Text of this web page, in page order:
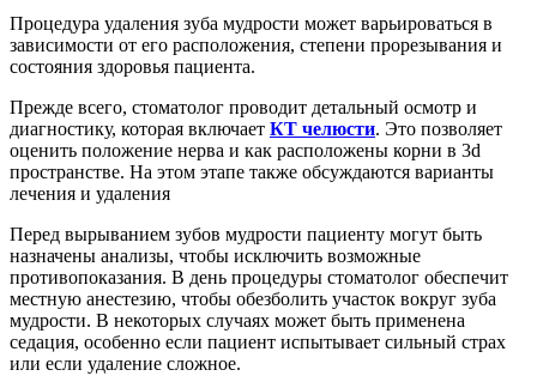
Процедура удаления зуба мудрости может варьироваться в
зависимости от его расположения, степени прорезывания и
состояния здоровья пациента.
Прежде всего, стоматолог проводит детальный осмотр и
диагностику, которая включает КТ челюсти. Это позволяет
оценить положение нерва и как расположены корни в 3d
пространстве. На этом этапе также обсуждаются варианты
лечения и удаления
Перед вырыванием зубов мудрости пациенту могут быть
назначены анализы, чтобы исключить возможные
противопоказания. В день процедуры стоматолог обеспечит
местную анестезию, чтобы обезболить участок вокруг зуба
мудрости. В некоторых случаях может быть применена
седация, особенно если пациент испытывает сильный страх
или если удаление сложное.